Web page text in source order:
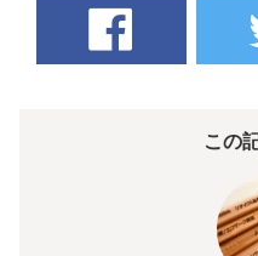
この